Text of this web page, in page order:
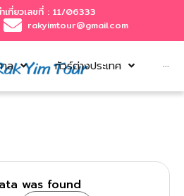
เที่ยวเลขที่ : 11/06333
rakyimtour@gmail.com
ล ทัวร์ต่างประเทศ ···
was found